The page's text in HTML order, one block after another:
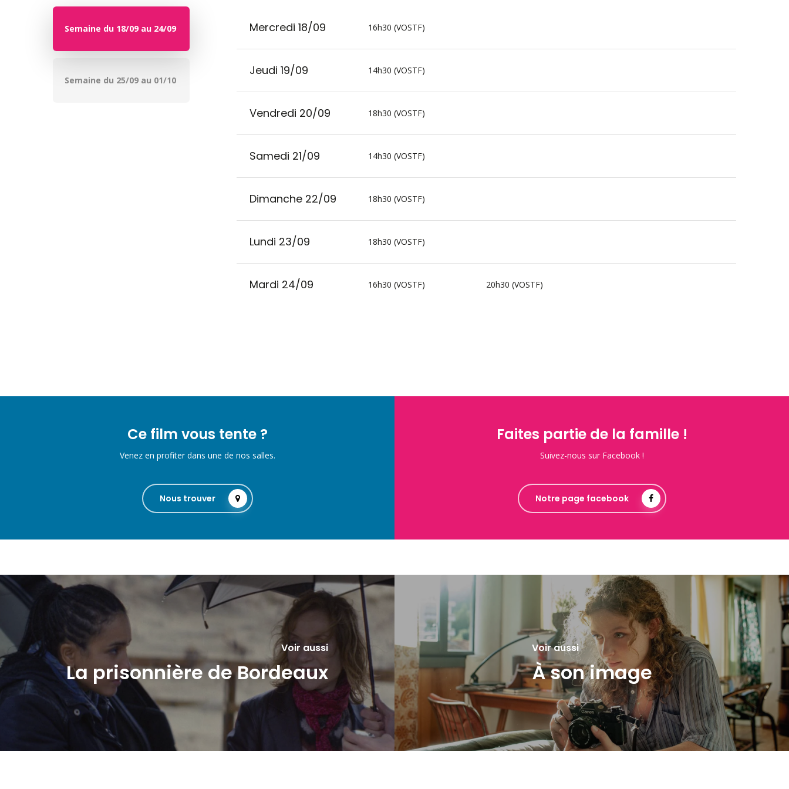
Semaine du 18/09 au 24/09
Semaine du 25/09 au 01/10
Mercredi 18/09 16h30 (VOSTF)
Jeudi 19/09 14h30 (VOSTF)
Vendredi 20/09 18h30 (VOSTF)
Samedi 21/09 14h30 (VOSTF)
Dimanche 22/09 18h30 (VOSTF)
Lundi 23/09 18h30 (VOSTF)
Mardi 24/09 16h30 (VOSTF) 20h30 (VOSTF)
Ce film vous tente ?
Venez en profiter dans une de nos salles.
Nous trouver
Faites partie de la famille !
Suivez-nous sur Facebook !
Notre page facebook
Voir aussi
La prisonnière de Bordeaux
Voir aussi
À son image